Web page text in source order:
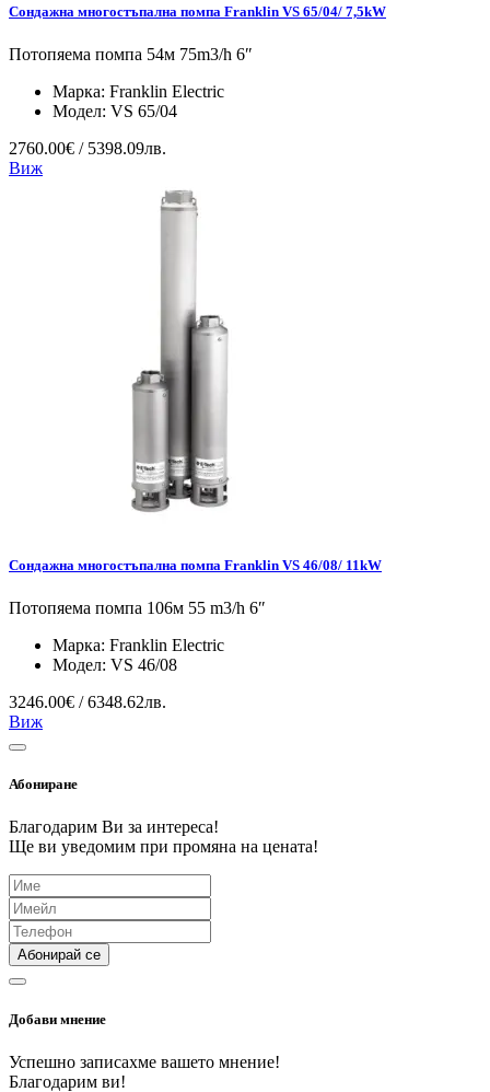
Сондажна многостъпална помпа Franklin VS 65/04/ 7,5kW
Потопяема помпа 54м 75m3/h 6″
Марка: Franklin Electric
Модел: VS 65/04
2760.00€ / 5398.09лв.
Виж
Сондажна многостъпална помпа Franklin VS 46/08/ 11kW
Потопяема помпа 106м 55 m3/h 6″
Марка: Franklin Electric
Модел: VS 46/08
3246.00€ / 6348.62лв.
Виж
Абониране
Благодарим Ви за интереса!
Ще ви уведомим при промяна на цената!
Абонирай се
Добави мнение
Успешно записахме вашето мнение!
Благодарим ви!